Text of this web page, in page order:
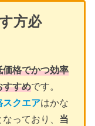
方必
価格でかつ効率
すすめです。
スクエアはかな
っており、 当